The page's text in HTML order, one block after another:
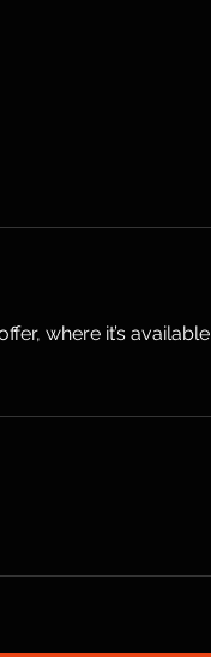
where it’s available